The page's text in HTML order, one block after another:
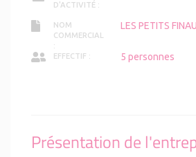
D'ACTIVITÉ :
NOM
COMMERCIAL
:
LES PETITS
EFFECTIF : 5 personnes
Présentation de